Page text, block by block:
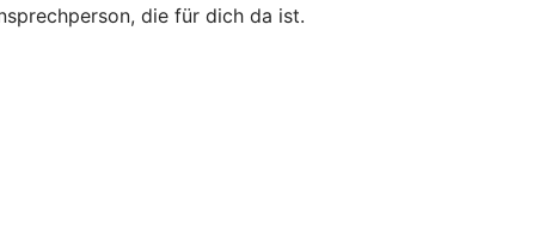
die für dich da ist.